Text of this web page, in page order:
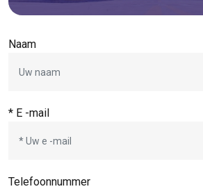
Naam
* E -mail
Telefoonnummer